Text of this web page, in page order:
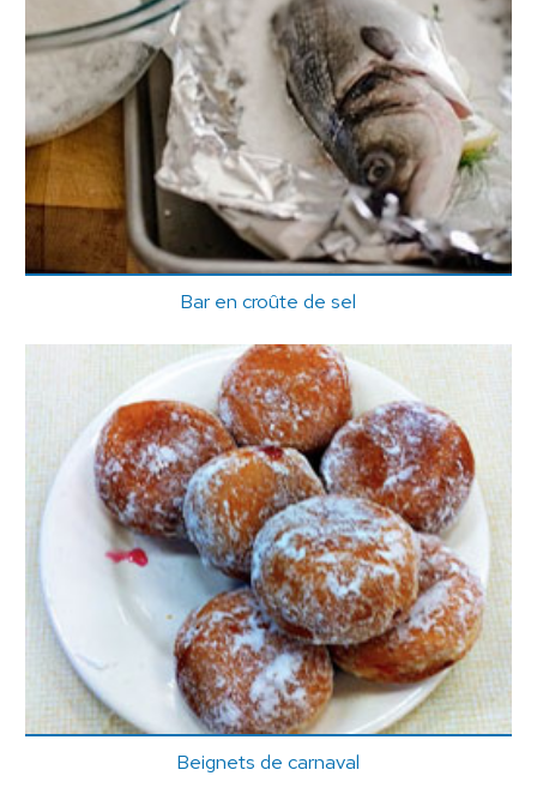
Bar en croûte de sel
Beignets de carnaval